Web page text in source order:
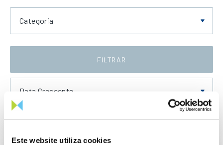
Este website utiliza cookies
Categoria
FILTRAR
Data Crescente